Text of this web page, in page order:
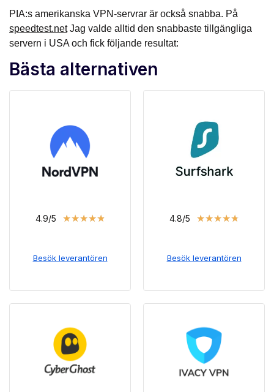
PIA:s amerikanska VPN-servrar är också snabba. På
speedtest.netJag valde alltid den snabbaste tillgängliga
servern i USA och fick följande resultat:
Bästa alternativen
4.9/5 ★★★★★
Besök leverantören
4.8/5 ★★★★★
Besök leverantören